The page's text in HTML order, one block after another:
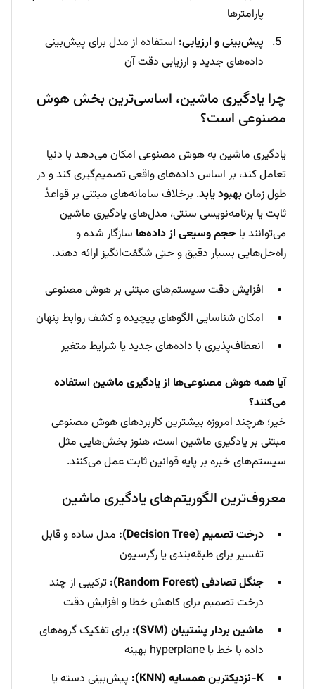
پارامترها
پیش‌بینی و ارزیابی: استفاده از مدل برای پیش‌بینی
داده‌های جدید و ارزیابی دقت آن
چرا یادگیری ماشین، اساسی‌ترین بخش هوش
مصنوعی است؟
یادگیری ماشین به هوش مصنوعی امکان می‌دهد با دنیا
تعامل کند، بر اساس داده‌های واقعی تصمیم‌گیری کند و در
طول زمانبهبود یابد. برخلاف سامانه‌های مبتنی بر قواعدٔ
ثابت یا برنامه‌نویسی سنتی، مدل‌های یادگیری ماشین
می‌توانند با حجم وسیعی از داده‌ها سازگار شده و
راه‌حل‌هایی بسیار دقیق و حتی شگفت‌انگیز ارائه دهند.
افزایش دقت سیستم‌های مبتنی بر هوش مصنوعی
امکان شناسایی الگوهای پیچیده و کشف روابط پنهان
انعطاف‌پذیری با داده‌های جدید یا شرایط متغیر
آیا همه هوش مصنوعی‌ها از یادگیری ماشین استفاده
می‌کنند؟
خیر؛ هرچند امروزه بیشترین کاربردهای هوش مصنوعی
مبتنی بر یادگیری ماشین است، هنوز بخش‌هایی مثل
سیستم‌های خبره بر پایه قوانین ثابت عمل می‌کنند.
معروف‌ترین الگوریتم‌های یادگیری ماشین
درخت تصمیم (Decision Tree):
مدل ساده و قابل
تفسیر برای طبقه‌بندی یا رگرسیون
جنگل تصادفی (Random Forest):
ترکیبی از چند
درخت تصمیم برای کاهش خطا و افزایش دقت
ماشین بردار پشتیبان (SVM):
برای تفکیک گروه‌های
داده با خط یا hyperplane بهینه
K-نزدیکترین همسایه (KNN):
پیش‌بینی دسته یا